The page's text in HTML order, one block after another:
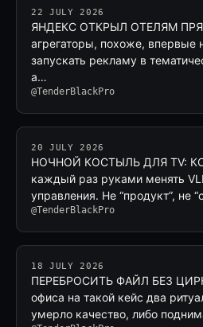
22 JULY 2026
ЯНДЕКС ОТКРЫЛ ОТЕЛЯМ
агрегаторы, похоже, впервые
запускать рекламу в
а…
@TenderBlackPro
20 JULY 2026
НОЧНОЙ КОСТЫЛЬ ДЛЯ TV:
каждый раз руками менять
управления. Не “продукт”, не
@TenderBlackPro
18 JULY 2026
ПЕРЕБРОСИТЬ ФАЙЛ БЕЗ
офиса на такой кейс два
умерло качество, либо